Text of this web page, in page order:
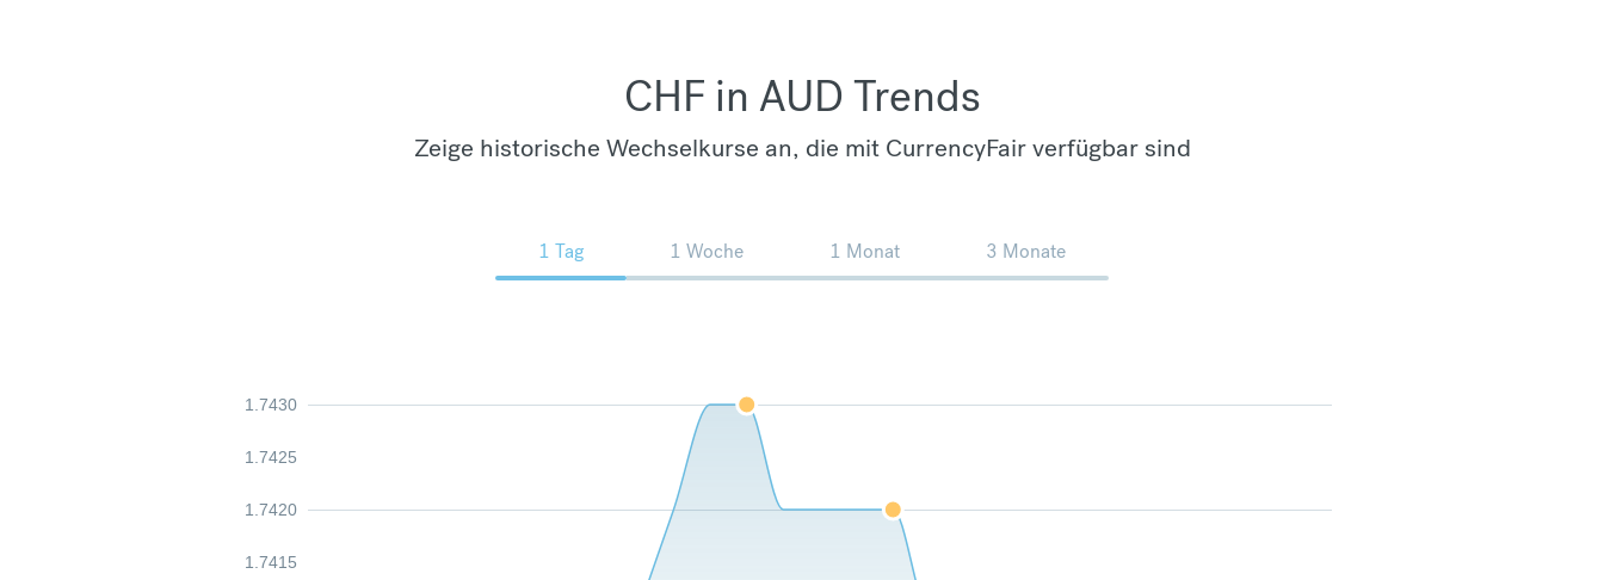
CHF in AUD Trends
Zeige historische Wechselkurse an, die mit CurrencyFair verfügbar sind
1 Tag 1 Woche 1 Monat 3 Monate
1.7415
1.7420
1.7425
1.7430